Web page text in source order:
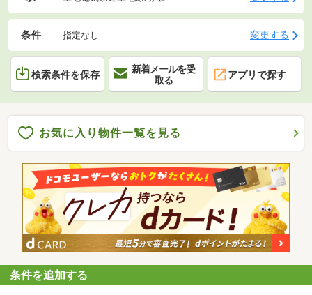
条件 指定なし 変更する
検索条件を保存
新着メールを受
取る
アプリで探す
お気に入り物件一覧を見る
条件を追加する